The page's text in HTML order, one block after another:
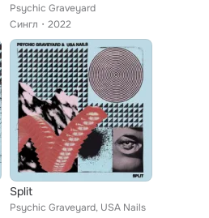
Psychic Graveyard
Сингл
2022
Split
Psychic Graveyard, USA Nails